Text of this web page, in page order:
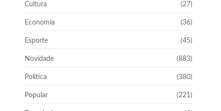
Cultura (27)
Economia (36)
Esporte (45)
Novidade (883)
Política (380)
Popular (221)